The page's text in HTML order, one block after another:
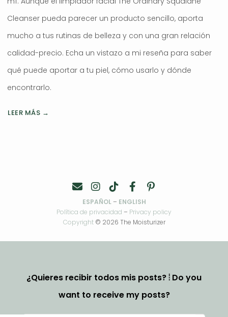
Cleanser pueda parecer un producto sencillo, aporta
mucho a tus rutinas de belleza y con una gran relación
calidad-precio. Echa un vistazo a mi reseña para saber
qué puede aportar a tu piel, cómo usarlo y dónde
encontrarlo.
LEER MÁS →
ESPAÑOL– ENGLISH
Política de privacidad – Privacy policy
Copyright© 2026 The Moisturizer
¿Quieres recibir todos mis posts? ⦙ Do you
want to receive my posts?